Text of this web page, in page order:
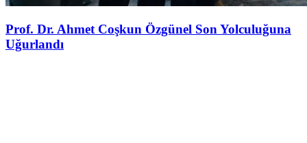
Prof. Dr. Ahmet Coşkun Özgünel Son Yolculuğuna
Uğurlandı